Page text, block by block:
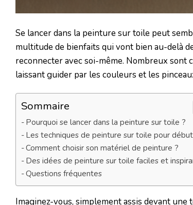
Se lancer dans la peinture sur toile peut
multitude de bienfaits qui vont bien au-delà
reconnecter avec soi-même. Nombreux sont
laissant guider par les couleurs et les
Sommaire
Pourquoi se lancer dans la peinture sur toile ?
Les techniques de peinture sur toile pour
Comment choisir son matériel de peinture ?
Des idées de peinture sur toile faciles et
Questions fréquentes
Imaginez-vous, simplement assis devant